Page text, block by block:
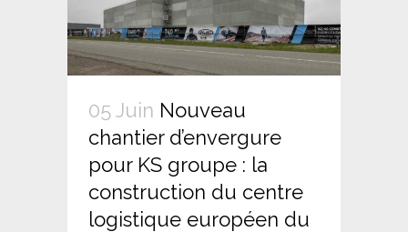
05 Juin Nouveau
chantier d’envergure
pour KS groupe : la
construction du centre
logistique européen du